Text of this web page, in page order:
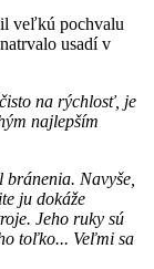
veľkú pochvalu
usadí v
na rýchlosť, je
najlepším
Navyše,
ju dokáže
Jeho ruky sú
toľko... Veľmi sa